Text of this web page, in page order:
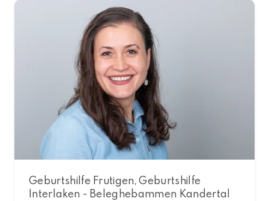
Geburtshilfe Frutigen, Geburtshilfe
Interlaken - Beleghebammen Kandertal